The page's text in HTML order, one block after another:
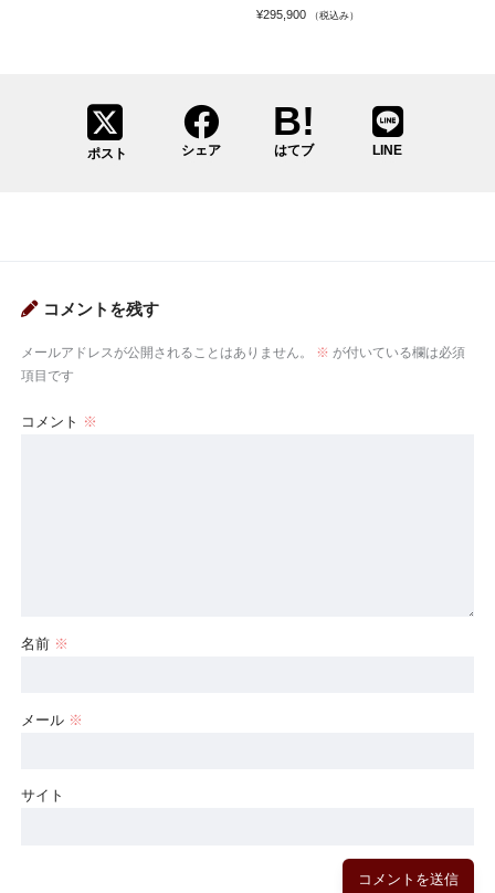
¥295,900 （税込み）
ポスト シェア はてブ LINE
コメントを残す
メールアドレスが公開されることはありません。 ※ が付いている欄は必須
項目です
コメント ※
名前 ※
メール ※
サイト